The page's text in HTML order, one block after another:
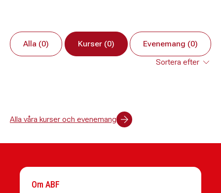
Alla (0) Kurser (0) Evenemang (0)
Alla våra kurser och evenemang
Om ABF